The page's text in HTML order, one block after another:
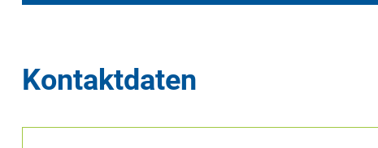
Kontaktdaten